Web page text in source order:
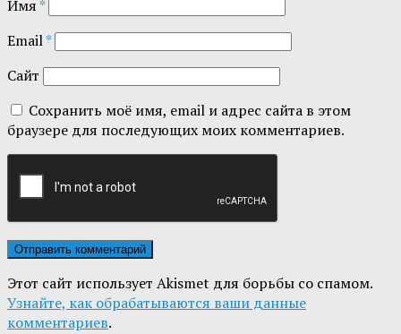
Имя*
Email*
Сайт
Сохранить моё имя, email и адрес сайта в этом
браузере для последующих моих комментариев.
Этот сайт использует Akismet для борьбы со спамом.
Узнайте, как обрабатываются ваши данные
комментариев.